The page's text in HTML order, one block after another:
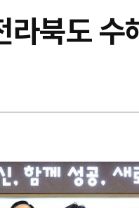
라북도 수